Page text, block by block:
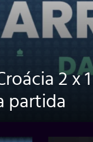
2 x
partida